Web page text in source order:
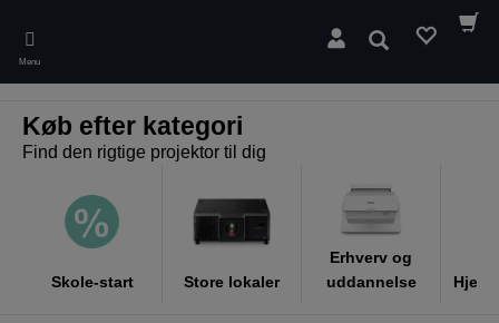
main
content
Menu
Søg
Køb efter kategori
Find den rigtige projektor til dig
Skole-start Store lokaler
Erhverv og
uddannelse